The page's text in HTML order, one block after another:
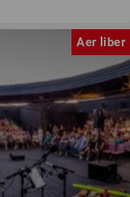
Aer liber